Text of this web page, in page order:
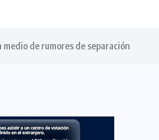
de rumores de separación
23 FEBRERO, 2024